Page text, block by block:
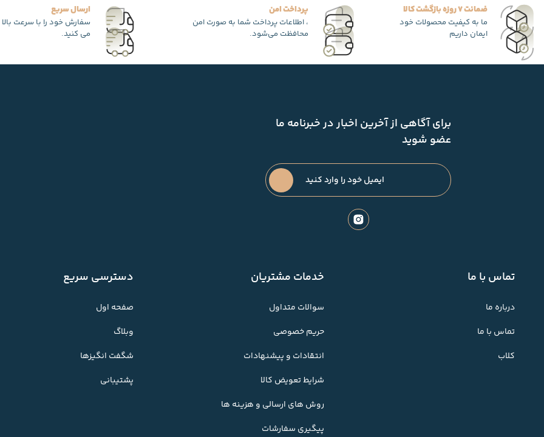
ضمانت 7 روزه بازگشت کالا
ما به کیفیت محصولات خود
ایمان داریم
پرداخت امن
، اطلاعات پرداخت شما به صورت امن
محافظت می‌شود.
ارسال سریع
سفارش خود را با سرعت
می کنید.
برای آگاهی از آخرین اخبار در خبرنامه ما
عضو شوید
تماس با ما
درباره ما
تماس با ما
کلاب
خدمات مشتریان
سوالات متداول
حریم خصوصی
انتقادات و پیشنهادات
شرایط تعویض کالا
روش های ارسالی و هزینه ها
پیگیری سفارشات
دسترسی سریع
صفحه اول
وبلاگ
شگفت انگیزها
پشتیبانی